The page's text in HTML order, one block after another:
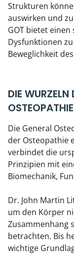
Strukturen
auswirken und
GOT bietet
Dysfunktionen
Beweglichkeit
DIE WURZELN
OSTEOPATHIE
Die General
der Osteopathie
verbindet die
Prinzipien mit
Biomechanik,
Dr. John Martin
um den Körper
Zusammenhang
betrachten. Bis
wichtige